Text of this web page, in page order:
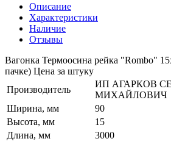
Описание
Характеристики
Наличие
Отзывы
Вагонка Термоосина рейка "Rombo"
пачке) Цена за штуку
Производитель
ИП АГАРКОВ
МИХАЙЛОВИЧ
Ширина, мм
90
Высота, мм
15
Длина, мм
3000